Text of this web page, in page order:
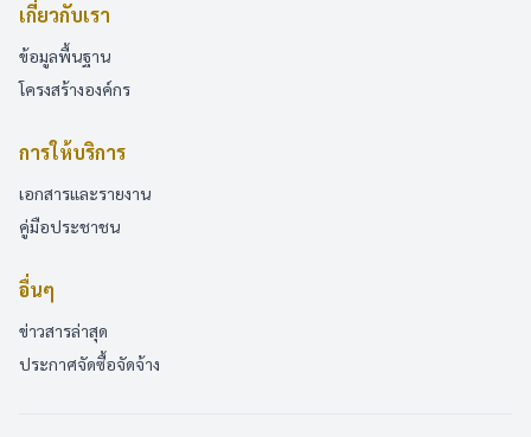
เกี่ยวกับเรา
ข้อมูลพื้นฐาน
โครงสร้างองค์กร
การให้บริการ
เอกสารและรายงาน
คู่มือประชาชน
อื่นๆ
ข่าวสารล่าสุด
ประกาศจัดซื้อจัดจ้าง